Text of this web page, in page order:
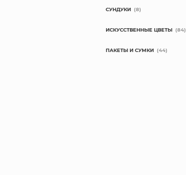
СУНДУКИ (8)
ИСКУССТВЕННЫЕ ЦВЕТЫ (84)
ПАКЕТЫ И СУМКИ (44)